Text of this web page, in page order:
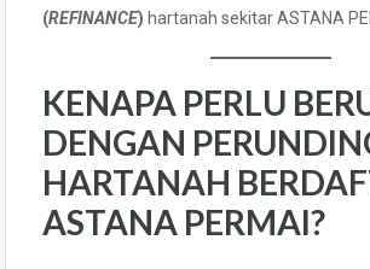
(REFINANCE) hartanah sekitar ASTANA
KENAPA PERLU
DENGAN
HARTANAH
ASTANA PERMAI?